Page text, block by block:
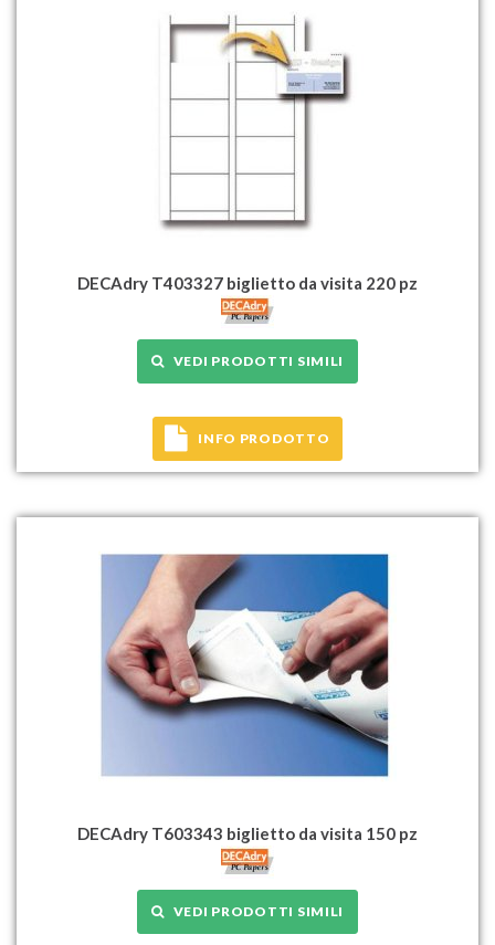
DECAdry T403327 biglietto da visita 220 pz
VEDI PRODOTTI SIMILI
INFO PRODOTTO
DECAdry T603343 biglietto da visita 150 pz
VEDI PRODOTTI SIMILI